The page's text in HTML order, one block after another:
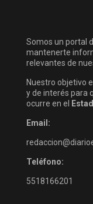
Somos un portal
mantenerte
relevantes de
Nuestro objetivo
y de interés para
ocurre en el
Email:
Teléfono:
5518166201